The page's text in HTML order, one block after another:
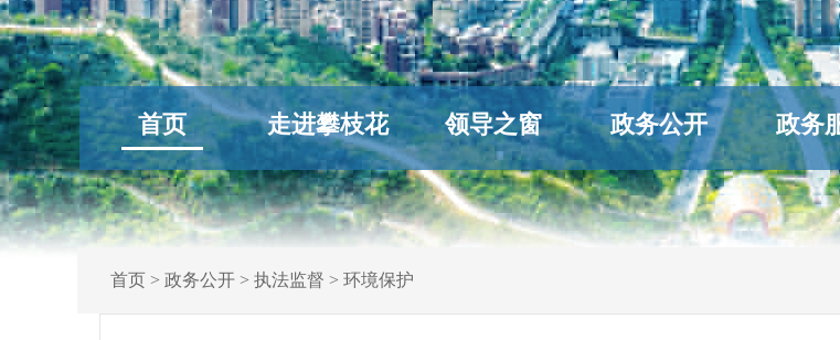
首页 走进攀枝花 领导之窗 政务公开 政务
首页> 政务公开> 执法监督 > 环境保护